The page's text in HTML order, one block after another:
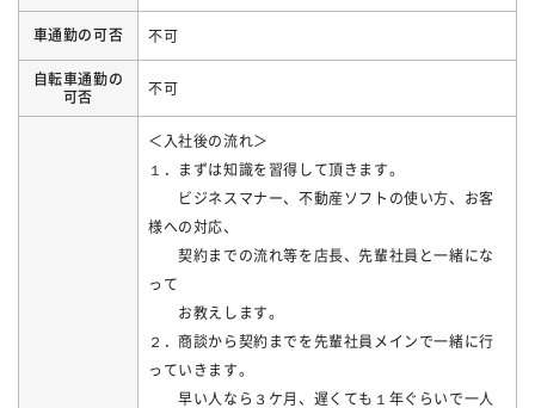
車通勤の可否 不可
自転車通勤の
可否
不可
＜入社後の流れ＞
１．まずは知識を習得して頂きます。
ビジネスマナー、不動産ソフトの使い方、お客
様への対応、
契約までの流れ等を店長、先輩社員と一緒にな
って
お教えします。
２．商談から契約までを先輩社員メインで一緒に行
っていきます。
早い人なら３ケ月、遅くても１年ぐらいで一人